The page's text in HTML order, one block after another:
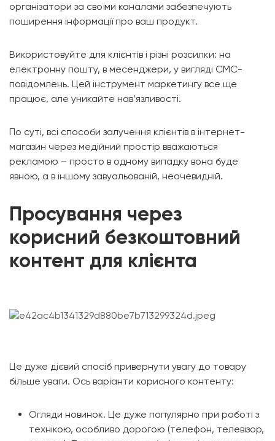
організатори за своїми каналами забезпечують
поширення інформації про ваш продукт.
Використовуйте для клієнтів і різні розсилки: на
електронну пошту, в месенджери, у вигляді СМС-
повідомлень. Цей інструмент маркетингу все ще
працює, але уникайте нав’язливості.
По суті, всі способи залучення клієнтів в інтернет-
магазин через медійний простір вважаються
рекламою – просто в одному випадку вона буде
явною, а в іншому завуальованій, неочевидній.
Просування через
корисний безкоштовний
контент для клієнта
Це дуже дієвий спосіб привернути увагу до товару
більше уваги. Ось варіанти корисного контенту:
Огляди новинок. Це дуже популярно при роботі з
технікою, особливо дорогою (телефон, телевізор,